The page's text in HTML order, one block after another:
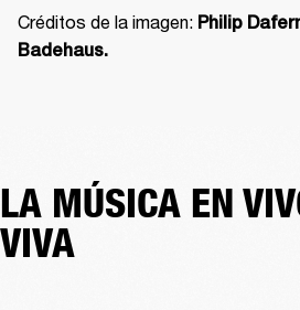
Créditos de la imagen: Philip
Badehaus.
LA MÚSICA EN
VIVA